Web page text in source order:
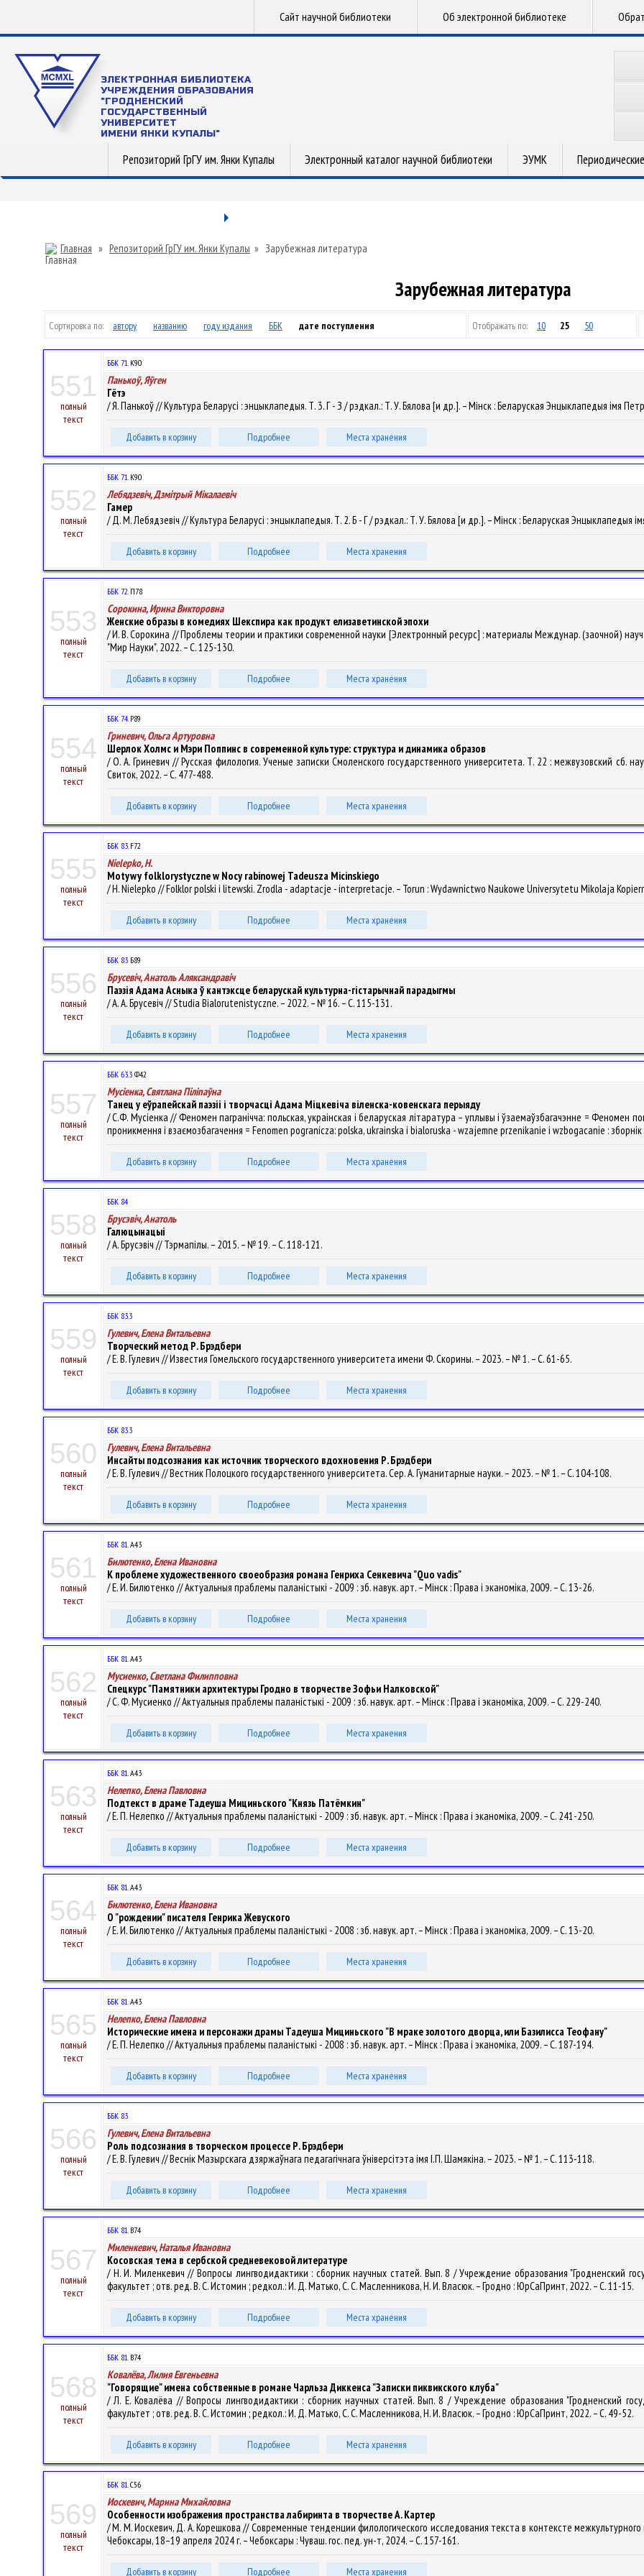
Сайт научной библиотеки Об электронной библиотеке
ЭЛЕКТРОННАЯ БИБЛИОТЕКА
УЧРЕЖДЕНИЯ ОБРАЗОВАНИЯ
"ГРОДНЕНСКИЙ
ГОСУДАРСТВЕННЫЙ
УНИВЕРСИТЕТ
ИМЕНИ ЯНКИ КУПАЛЫ"
Репозиторий ГрГУ им. Янки Купалы Электронный каталог научной библиотеки ЭУМК
Главная » Репозиторий ГрГУ им. Янки Купалы » Зарубежная литература
Зарубежная литература
Сортировка по: автору названию году издания ББК дате поступления Отображать по: 10 25 50
551
полный
текст
ББК 71.К90
Панькоў, Яўген
Гётэ
/ Я. Панькоў // Культура Беларусі : энцыклапедыя. Т. 3. Г - З / рэдкал.: Т. У. Бялова [и др.]. – Мінск : Беларуская Энцыклапедыя імя
Добавить в корзину Подробнее Места хранения
552
полный
текст
ББК 71.К90
Лебядзевіч, Дзмітрый Мікалаевіч
Гамер
/ Д. М. Лебядзевіч // Культура Беларусі : энцыклапедыя. Т. 2. Б - Г / рэдкал.: Т. У. Бялова [и др.]. – Мінск : Беларуская Энцыклапедыя
Добавить в корзину Подробнее Места хранения
553
полный
текст
ББК 72.П78
Сорокина, Ирина Викторовна
Женские образы в комедиях Шекспира как продукт елизаветинской эпохи
/ И. В. Сорокина // Проблемы теории и практики современной науки [Электронный ресурс] : материалы Междунар. (заочной)
"Мир Науки", 2022. – С. 125-130.
Добавить в корзину Подробнее Места хранения
554
полный
текст
ББК 74.Р89
Гриневич, Ольга Артуровна
Шерлок Холмс и Мэри Поппинс в современной культуре: структура и динамика образов
/ О. А. Гриневич // Русская филология. Ученые записки Смоленского государственного университета. Т. 22 : межвузовский сб.
Свиток, 2022. – С. 477-488.
Добавить в корзину Подробнее Места хранения
555
полный
текст
ББК 83.F72
Nielepko, H.
Motywy folklorystyczne w Nocy rabinowej Tadeusza Micinskiego
/ H. Nielepko // Folklor polski i litewski. Zrodla - adaptacje - interpretacje. – Torun : Wydawnictwo Naukowe Universytetu Mikolaja
Добавить в корзину Подробнее Места хранения
556
полный
текст
ББК 83 Б89
Брусевіч, Анатоль Аляксандравіч
Паэзія Адама Асныка ў кантэксце беларускай культурна-гістарычнай парадыгмы
/ А. А. Брусевіч // Studia Bialorutenistyczne. – 2022. – № 16. – С. 115-131.
Добавить в корзину Подробнее Места хранения
557
полный
текст
ББК 63.3 Ф42
Мусіенка, Святлана Піліпаўна
Танец у еўрапейскай паэзіі і творчасці Адама Міцкевіча віленска-ковенскага перыяду
/ С.Ф. Мусіенка // Феномен пагранічча: польская, украінская і беларуская літаратура – уплывы і ўзаемаўзбагачэнне = Феномен
проникмення і взаємозбагачення = Fenomen pogranicza: polska, ukrainska i bialoruska - wzajemne przenikanie i wzbogacanie : зборнік
Добавить в корзину Подробнее Места хранения
558
полный
текст
ББК 84
Брусэвіч, Анатоль
Галюцынацыі
/ А. Брусэвіч // Тэрмапілы. – 2015. – № 19. – С. 118-121.
Добавить в корзину Подробнее Места хранения
559
полный
текст
ББК 83.3
Гулевич, Елена Витальевна
Творческий метод Р. Брэдбери
/ Е. В. Гулевич // Известия Гомельского государственного университета имени Ф. Скорины. – 2023. – № 1. – С. 61-65.
Добавить в корзину Подробнее Места хранения
560
полный
текст
ББК 83.3
Гулевич, Елена Витальевна
Инсайты подсознания как источник творческого вдохновения Р. Брэдбери
/ Е. В. Гулевич // Вестник Полоцкого государственного университета. Сер. A. Гуманитарные науки. – 2023. – № 1. – С. 104-108.
Добавить в корзину Подробнее Места хранения
561
полный
текст
ББК 81.А43
Билютенко, Елена Ивановна
К проблеме художественного своеобразия романа Генриха Сенкевича "Quo vadis"
/ Е. И. Билютенко // Актуальныя праблемы паланістыкі - 2009 : зб. навук. арт. – Мінск : Права і эканоміка, 2009. – С. 13-26.
Добавить в корзину Подробнее Места хранения
562
полный
текст
ББК 81.А43
Мусиенко, Светлана Филипповна
Спецкурс "Памятники архитектуры Гродно в творчестве Зофьи Налковской"
/ С. Ф. Мусиенко // Актуальныя праблемы паланістыкі - 2009 : зб. навук. арт. – Мінск : Права і эканоміка, 2009. – С. 229-240.
Добавить в корзину Подробнее Места хранения
563
полный
текст
ББК 81.А43
Нелепко, Елена Павловна
Подтекст в драме Тадеуша Мициньского "Князь Патёмкин"
/ Е. П. Нелепко // Актуальныя праблемы паланістыкі - 2009 : зб. навук. арт. – Мінск : Права і эканоміка, 2009. – С. 241-250.
Добавить в корзину Подробнее Места хранения
564
полный
текст
ББК 81.А43
Билютенко, Елена Ивановна
О "рождении" писателя Генрика Жевуского
/ Е. И. Билютенко // Актуальныя праблемы паланістыкі - 2008 : зб. навук. арт. – Мінск : Права і эканоміка, 2009. – С. 13-20.
Добавить в корзину Подробнее Места хранения
565
полный
текст
ББК 81.А43
Нелепко, Елена Павловна
Исторические имена и персонажи драмы Тадеуша Мициньского "В мраке золотого дворца, или Базилисса Теофану"
/ Е. П. Нелепко // Актуальныя праблемы паланістыкі - 2008 : зб. навук. арт. – Мінск : Права і эканоміка, 2009. – С. 187-194.
Добавить в корзину Подробнее Места хранения
566
полный
текст
ББК 83
Гулевич, Елена Витальевна
Роль подсознания в творческом процессе Р. Брэдбери
/ Е. В. Гулевич // Веснік Мазырскага дзяржаўнага педагагічнага ўніверсітэта імя І.П. Шамякіна. – 2023. – № 1. – С. 113-118.
Добавить в корзину Подробнее Места хранения
567
полный
текст
ББК 81.В74
Миленкевич, Наталья Ивановна
Косовская тема в сербской средневековой литературе
/ Н. И. Миленкевич // Вопросы лингводидактики : сборник научных статей. Вып. 8 / Учреждение образования "Гродненский
факультет ; отв. ред. В. С. Истомин ; редкол.: И. Д. Матько, С. С. Масленникова, Н. И. Власюк. – Гродно : ЮрСаПринт, 2022. – С. 11-15.
Добавить в корзину Подробнее Места хранения
568
полный
текст
ББК 81.В74
Ковалёва, Лилия Евгеньевна
"Говорящие" имена собственные в романе Чарльза Диккенса "Записки пиквикского клуба"
/ Л. Е. Ковалёва // Вопросы лингводидактики : сборник научных статей. Вып. 8 / Учреждение образования "Гродненский
факультет ; отв. ред. В. С. Истомин ; редкол.: И. Д. Матько, С. С. Масленникова, Н. И. Власюк. – Гродно : ЮрСаПринт, 2022. – С. 49-52.
Добавить в корзину Подробнее Места хранения
569
полный
текст
ББК 81.С56
Иоскевич, Марина Михайловна
Особенности изображения пространства лабиринта в творчестве А. Картер
/ М. М. Иоскевич, Д. А. Корешкова // Современные тенденции филологического исследования текста в контексте
Чебоксары, 18–19 апреля 2024 г. – Чебоксары : Чуваш. гос. пед. ун-т, 2024. – С. 157-161.
Добавить в корзину Подробнее Места хранения